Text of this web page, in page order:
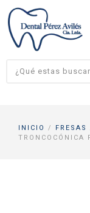
INICIO / FRESAS